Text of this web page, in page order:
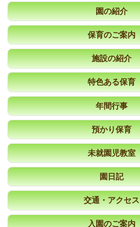
園の紹介
保育のご案内
施設の紹介
特色ある保育
年間行事
預かり保育
未就園児教室
園日記
交通・アクセス
入園のご案内